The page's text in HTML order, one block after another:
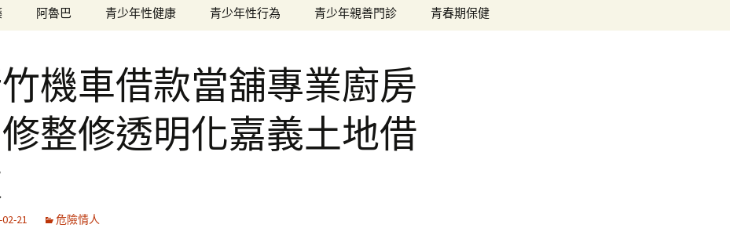
阿魯巴 青少年性健康 青少年性行為 青少年親善門診 青春期保健
機車借款當舖專業廚房
整修透明化嘉義土地借
21 危險情人